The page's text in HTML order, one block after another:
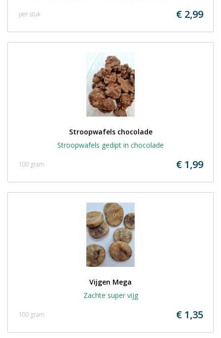
€ 2,99
per stuk
Stroopwafels chocolade
Stroopwafels gedipt in chocolade
€ 1,99
100 gram
Vijgen Mega
Zachte super vijg
€ 1,35
100 gram